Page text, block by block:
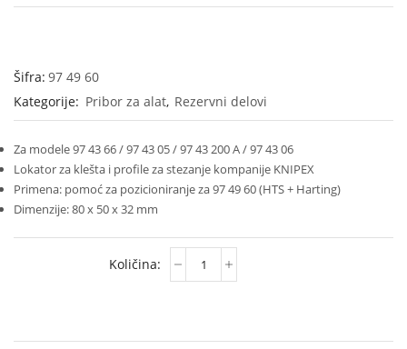
Šifra: 97 49 60
Kategorije: Pribor za alat, Rezervni delovi
Za modele 97 43 66 / 97 43 05 / 97 43 200 A / 97 43 06
Lokator za klešta i profile za stezanje kompanije KNIPEX
Primena: pomoć za pozicioniranje za 97 49 60 (HTS + Harting)
Dimenzije: 80 x 50 x 32 mm